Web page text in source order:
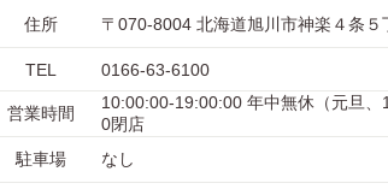
住所 〒070-8004 北海道旭川市神楽４条５
TEL 0166-63-6100
営業時間
10:00:00-19:00:00 年中無休（元旦
0閉店
駐車場
なし